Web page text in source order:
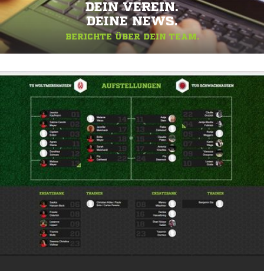
DEIN VEREIN.
DEINE NEWS.
BERICHTE ÜBER DEIN TEAM.